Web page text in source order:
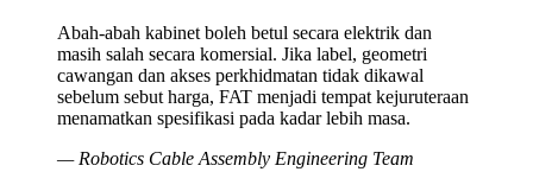
Abah-abah kabinet boleh betul secara elektrik dan
masih salah secara komersial. Jika label, geometri
cawangan dan akses perkhidmatan tidak dikawal
sebelum sebut harga, FAT menjadi tempat kejuruteraan
menamatkan spesifikasi pada kadar lebih masa.
— Robotics Cable Assembly Engineering Team